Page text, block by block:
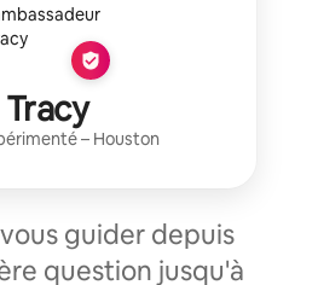
Tracy
– Houston
guider depuis
question jusqu'à